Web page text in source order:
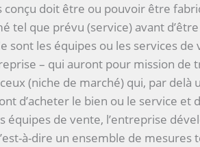
conçu doit être ou pouvoir être
tel que prévu (service) avant
sont les équipes ou les services de
– qui auront pour mission de
(niche de marché) qui, par delà
d’acheter le bien ou le service et
équipes de vente, l’entreprise
à-dire un ensemble de mesures